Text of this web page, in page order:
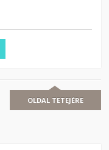
OLDAL TETEJÉRE